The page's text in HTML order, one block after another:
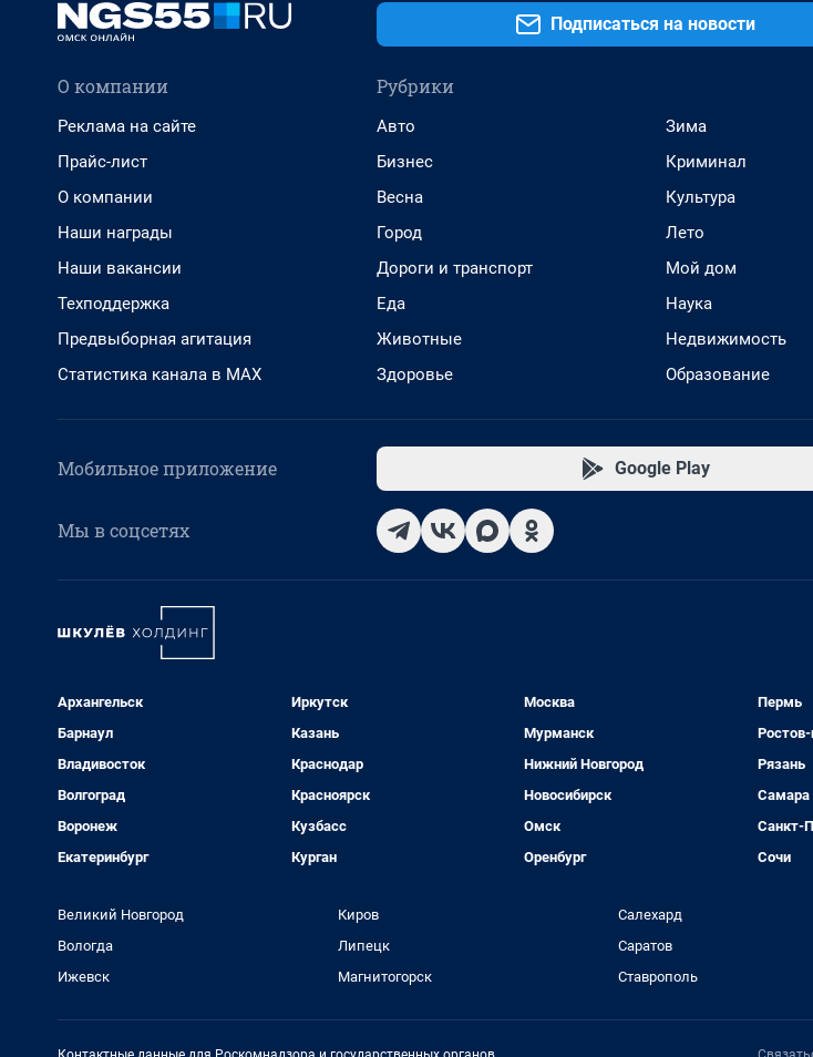
Подписаться на новости
О компании
Реклама на сайте
Прайс-лист
О компании
Наши награды
Наши вакансии
Техподдержка
Предвыборная агитация
Статистика канала в MAX
Рубрики
Авто
Бизнес
Весна
Город
Дороги и транспорт
Еда
Животные
Здоровье
Зима
Криминал
Культура
Лето
Мой дом
Наука
Недвижимость
Образование
Мобильное приложение Google Play
Мы в соцсетях
Архангельск
Барнаул
Владивосток
Волгоград
Воронеж
Екатеринбург
Иркутск
Казань
Краснодар
Красноярск
Кузбасс
Курган
Москва
Мурманск
Нижний Новгород
Новосибирск
Омск
Оренбург
Пермь
Рязань
Самара
Санкт-
Сочи
Великий Новгород
Вологда
Ижевск
Киров
Липецк
Магнитогорск
Салехард
Саратов
Ставрополь